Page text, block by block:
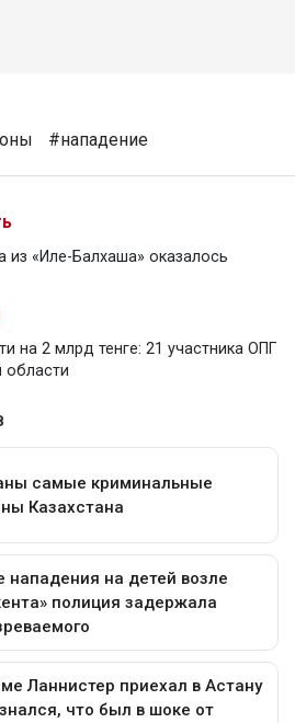
#нападение
«Иле-Балхаша» оказалось
на 2 млрд тенге: 21 участника ОПГ
области